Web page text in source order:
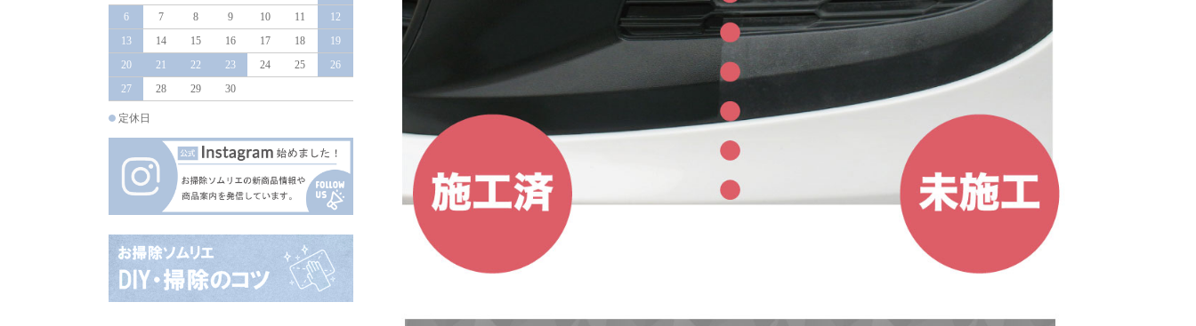
6
7 8 9 10 11
12
13
14 15 16 17 18
19
20
21 22 23 24 25
26
27
28 29 30
定休日